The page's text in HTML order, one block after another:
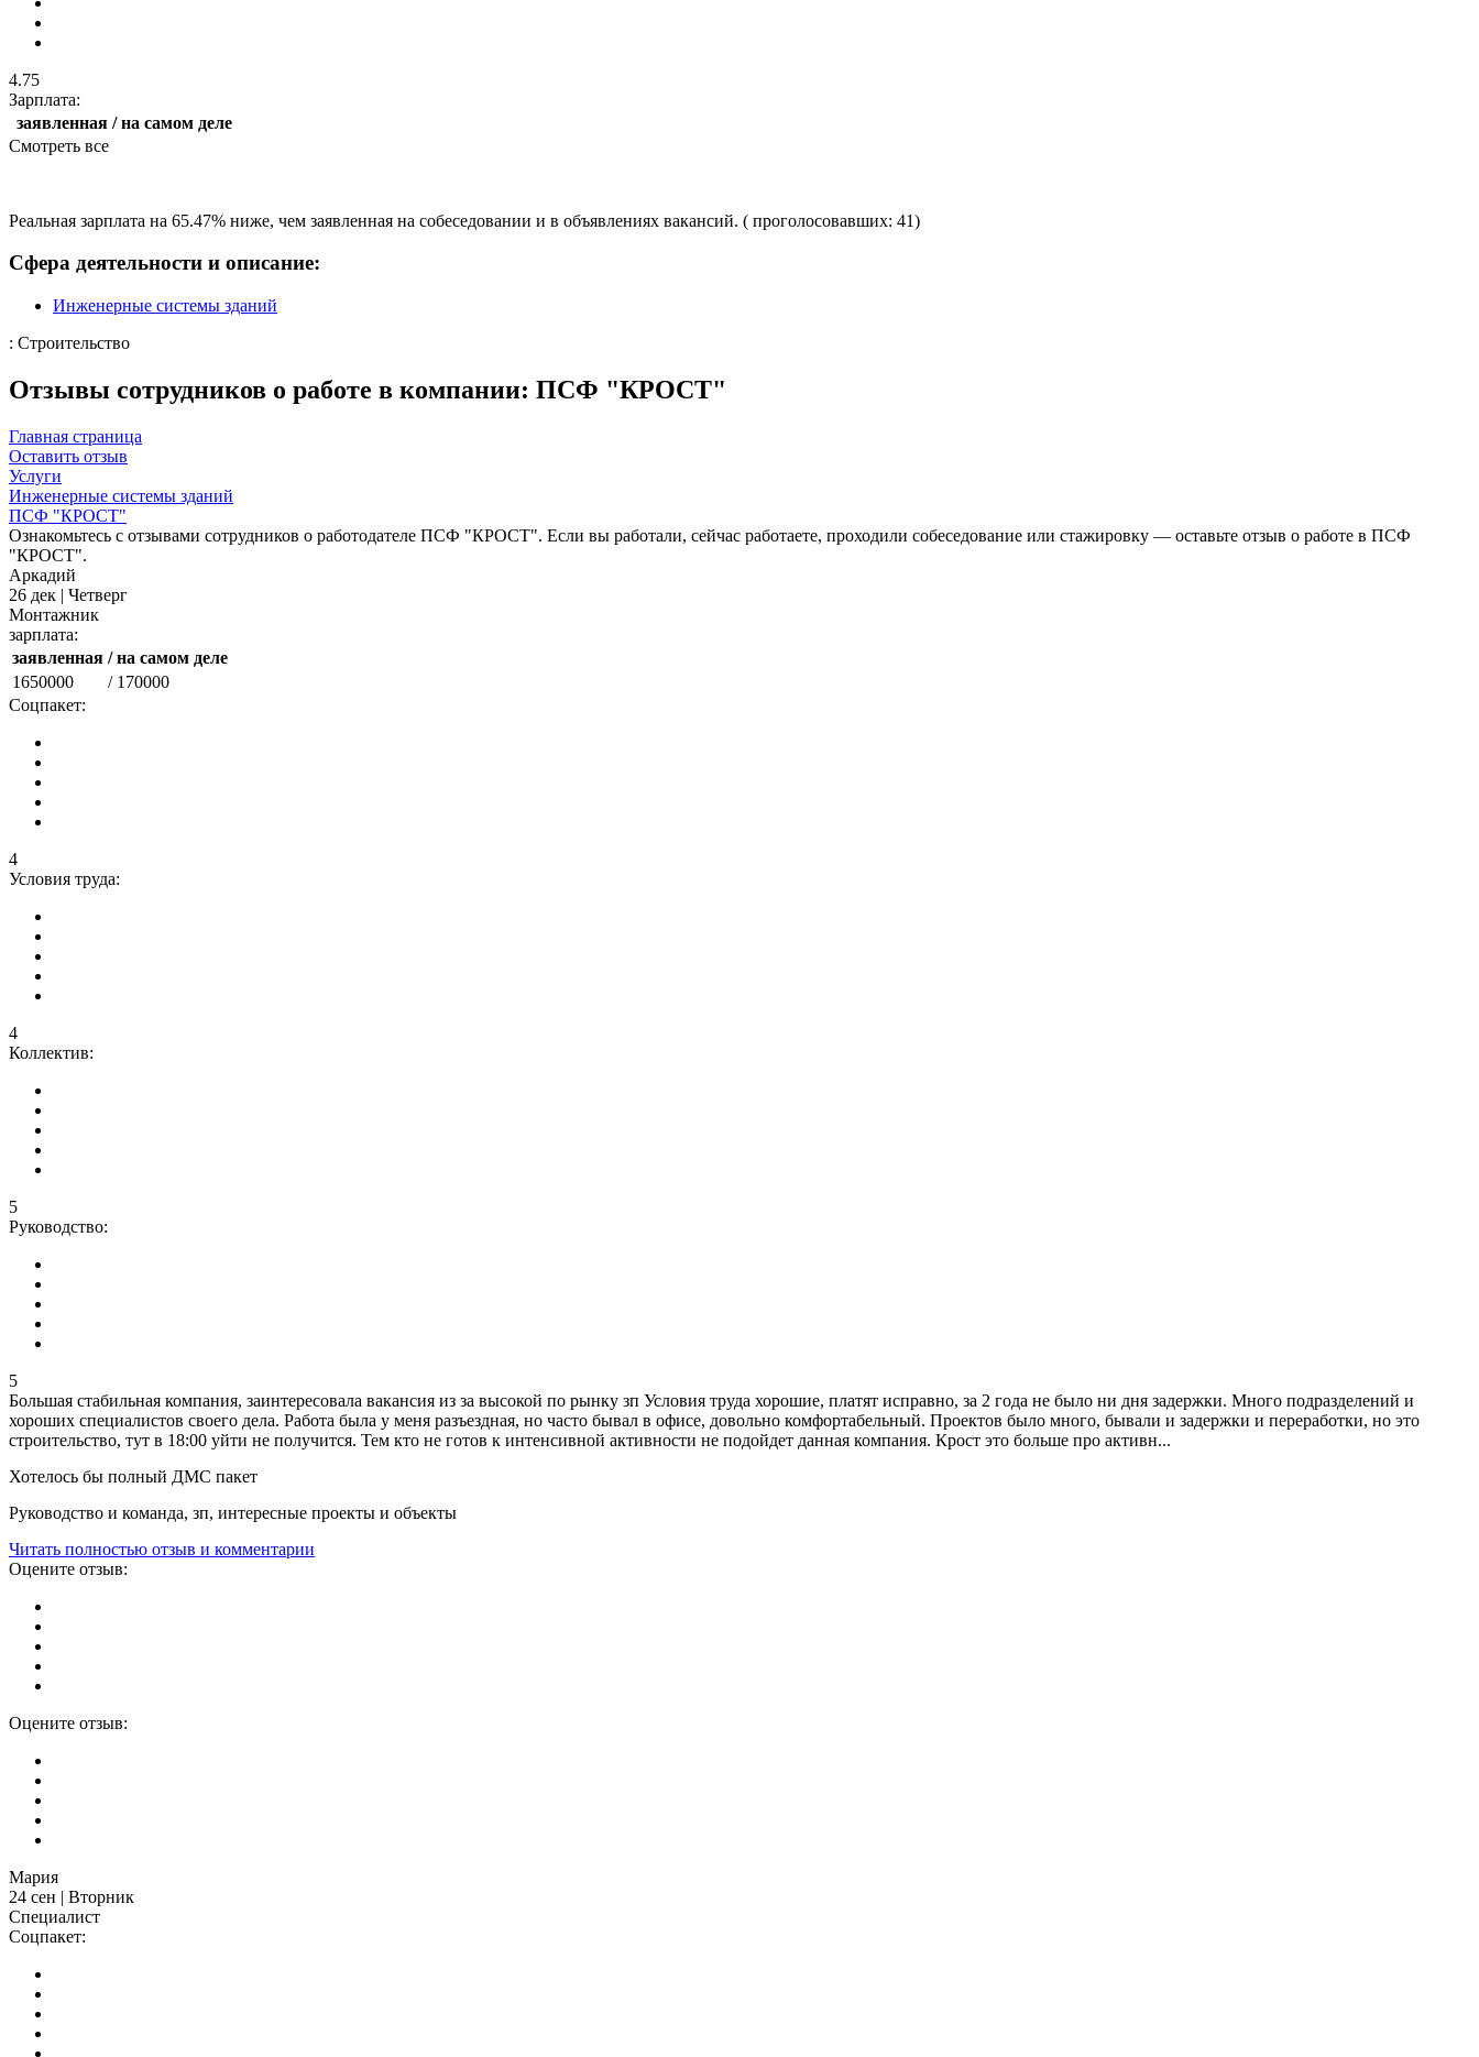
4.75
Зарплата:
заявленная / на самом деле
Смотреть все
Реальная зарплата на 65.47% ниже, чем заявленная на собеседовании и в объявлениях вакансий. ( проголосовавших: 41)
Сфера деятельности и описание:
Инженерные системы зданий
: Строительство
Отзывы сотрудников о работе в компании: ПСФ "КРОСТ"
Главная страница
Оставить отзыв
Услуги
Инженерные системы зданий
ПСФ "КРОСТ"
Ознакомьтесь с отзывами сотрудников о работодателе ПСФ "КРОСТ". Если вы работали, сейчас работаете, проходили собеседование или стажировку — оставьте отзыв о работе в ПСФ
"КРОСТ".
Аркадий
26 дек | Четверг
Монтажник
зарплата:
заявленная / на самом деле
1650000
/ 170000
Соцпакет:
4
Условия труда:
4
Коллектив:
5
Руководство:
5
Большая стабильная компания, заинтересовала вакансия из за высокой по рынку зп Условия труда хорошие, платят исправно, за 2 года не было ни дня задержки. Много подразделений и
хороших специалистов своего дела. Работа была у меня разъездная, но часто бывал в офисе, довольно комфортабельный. Проектов было много, бывали и задержки и переработки, но это
строительство, тут в 18:00 уйти не получится. Тем кто не готов к интенсивной активности не подойдет данная компания. Крост это больше про активн...
Хотелось бы полный ДМС пакет
Руководство и команда, зп, интересные проекты и объекты
Читать полностью отзыв и комментарии
Оцените отзыв:
Оцените отзыв:
Мария
24 сен | Вторник
Специалист
Соцпакет: